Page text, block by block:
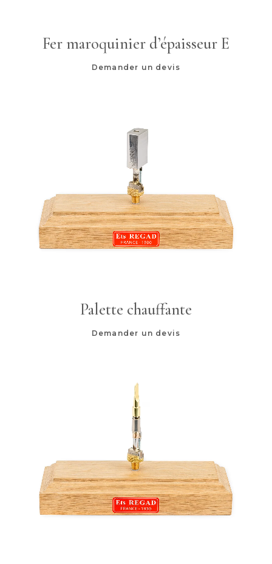
Fer maroquinier d’épaisseur E
Demander un devis
Palette chauffante
Demander un devis